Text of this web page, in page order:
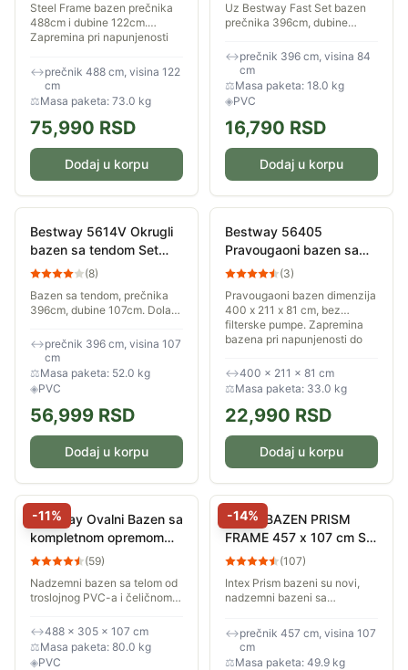
Steel Frame bazen prečnika
488cm i dubine 122cm.
Zapremina pri napunjenosti
vode. U kompletu dobijate i
filtersku...
↔prečnik 488 cm, visina 122
cm
⚖Masa paketa: 73.0 kg
75,990 RSD
Dodaj u korpu
Uz Bestway Fast Set bazen
prečnika 396cm, dubine
uživanje za tili čas. Dolazi u
paketu sa filter pumpom.
↔prečnik 396 cm, visina 84
cm
⚖Masa paketa: 18.0 kg
◈PVC
16,790 RSD
Dodaj u korpu
Bestway 5614V Okrugli
bazen sa tendom Set
396x107 (8)
Bazen sa tendom, prečnika
396cm, dubine 107cm. Dolazi
merdevinama i prekrivačem.
↔prečnik 396 cm, visina 107
cm
⚖Masa paketa: 52.0 kg
◈PVC
56,999 RSD
Dodaj u korpu
Bestway 56405
Pravougaoni bazen sa
metalnom konstrukcijom
(3)
Pravougaoni bazen dimenzija
400 x 211 x 81 cm, bez
filterske pumpe. Zapremina
bazena pri napunjenosti do
↔400 × 211 × 81 cm
⚖Masa paketa: 33.0 kg
22,990 RSD
Dodaj u korpu
-11%
Bestway Ovalni Bazen sa
kompletnom opremom
488x305x107 cm
(59)
Nadzemni bazen sa telom od
troslojnog PVC-a i čeličnom
bazena je 488cm, širina je
305cm dok je dubina 107cm.
Isporučuje se sa...
↔488 × 305 × 107 cm
⚖Masa paketa: 80.0 kg
◈PVC
-14%
INTEX BAZEN PRISM
FRAME 457 x 107 cm Sa
Merdevinama, Pumpom,
26724
(107)
Intex Prism bazeni su novi,
nadzemni bazeni sa
odnosu na prethodnike
dolaze sa poboljšanim ramom,
oplatom i novim dizajnom....
↔prečnik 457 cm, visina 107
cm
⚖Masa paketa: 49.9 kg